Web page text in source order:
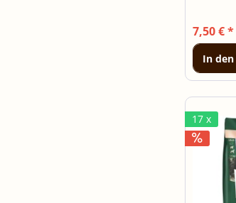
7,50 € *
In den
17 x